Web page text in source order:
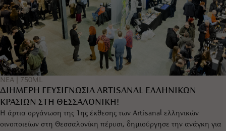
ΝΕΑ 750ML
ΔΙΗΜΕΡΗ ΓΕΥΣΙΓΝΩΣΙΑ ARTISANAL ΕΛΛΗΝΙΚΩΝ
ΚΡΑΣΙΩΝ ΣΤΗ ΘΕΣΣΑΛΟΝΙΚΗ!
Η άρτια οργάνωση της 1ης έκθεσης των Artisanal ελληνικών
οινοποιείων στη Θεσσαλονίκη πέρυσι, δημιούργησε την ανάγκη για